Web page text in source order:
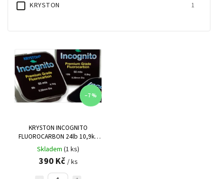
KRYSTON 1
–7 %
KRYSTON INCOGNITO
FLUOROCARBON 24lb 10,9kg
30mt
Skladem (1 ks)
390 Kč / ks